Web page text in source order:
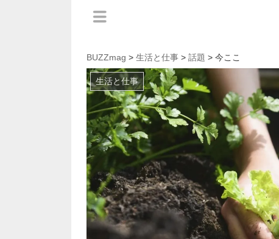
BUZZmag > 生活と仕事 > 話題 > 今ここ
生活と仕事